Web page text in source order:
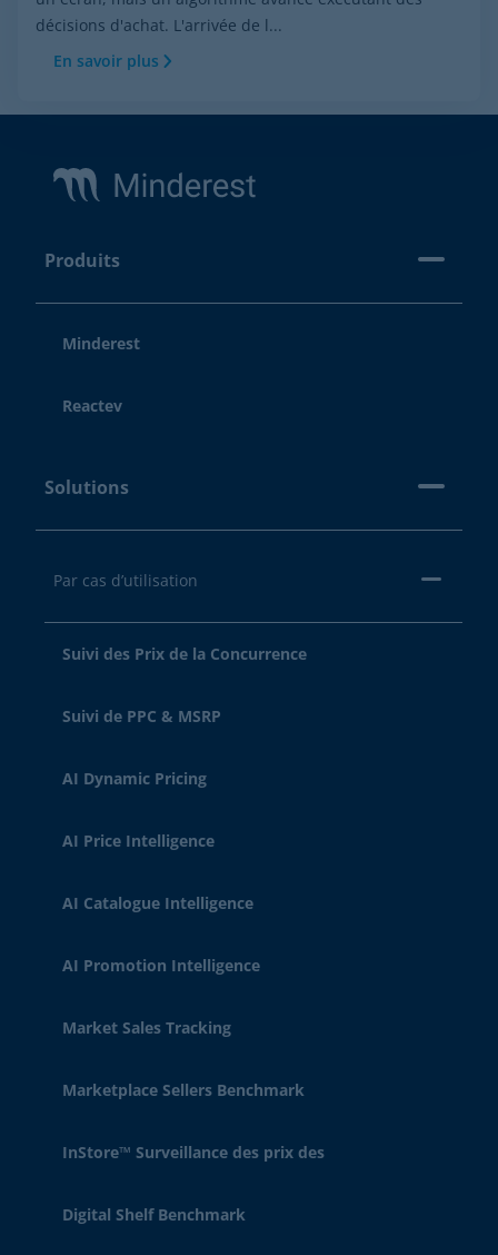
décisions d'achat. L'arrivée de l...
En savoir plus
Produits
Minderest
Reactev
Solutions
Par cas d’utilisation
Suivi des Prix de la Concurrence
Suivi de PPC & MSRP
AI Dynamic Pricing
AI Price Intelligence
AI Catalogue Intelligence
AI Promotion Intelligence
Market Sales Tracking
Marketplace Sellers Benchmark
InStore™ Surveillance des prix des
Digital Shelf Benchmark